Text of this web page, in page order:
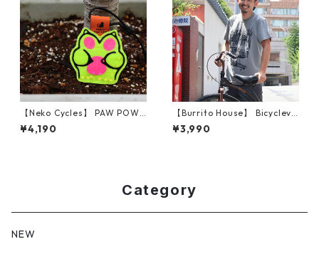
【Neko Cycles】 PAW POWE
R
¥4,190
【Burrito House】 Bicyclevvi
zard T-Shirt (サイズM)
¥3,990
Category
NEW